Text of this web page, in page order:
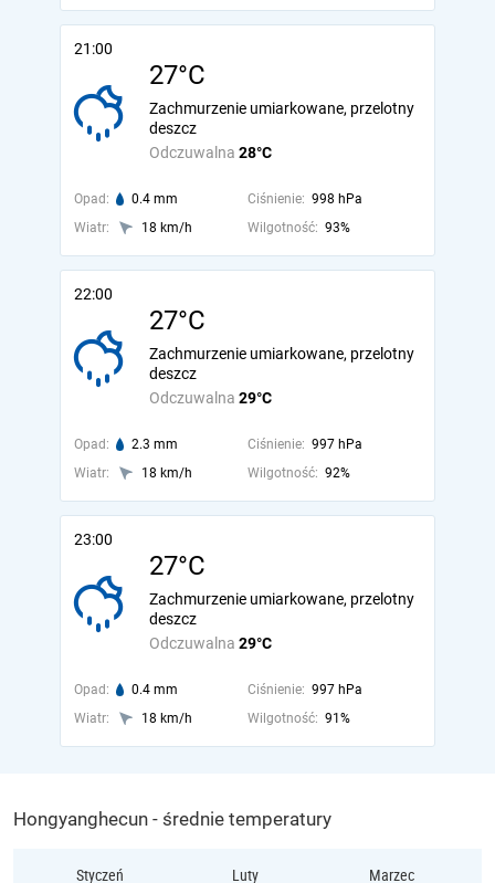
21:00
27°C
Odczuwalna 28°C
Zachmurzenie umiarkowane, przelotny
deszcz
Opad: 0.4 mm Ciśnienie: 998 hPa
Wiatr:
18 km/h Wilgotność: 93%
22:00
27°C
Odczuwalna 29°C
Zachmurzenie umiarkowane, przelotny
deszcz
Opad: 2.3 mm Ciśnienie: 997 hPa
Wiatr:
18 km/h Wilgotność: 92%
23:00
27°C
Odczuwalna 29°C
Zachmurzenie umiarkowane, przelotny
deszcz
Opad: 0.4 mm Ciśnienie: 997 hPa
Wiatr:
18 km/h Wilgotność: 91%
Hongyanghecun - średnie temperatury
Styczeń Luty Marzec